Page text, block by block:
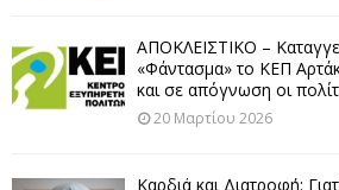
ΑΠΟΚΛΕΙΣΤΙΚΟ –
«Φάντασμα» το ΚΕΠ
και σε απόγνωση οι
20 Μαρτίου 2026
Καρδιά και Διατροφή: